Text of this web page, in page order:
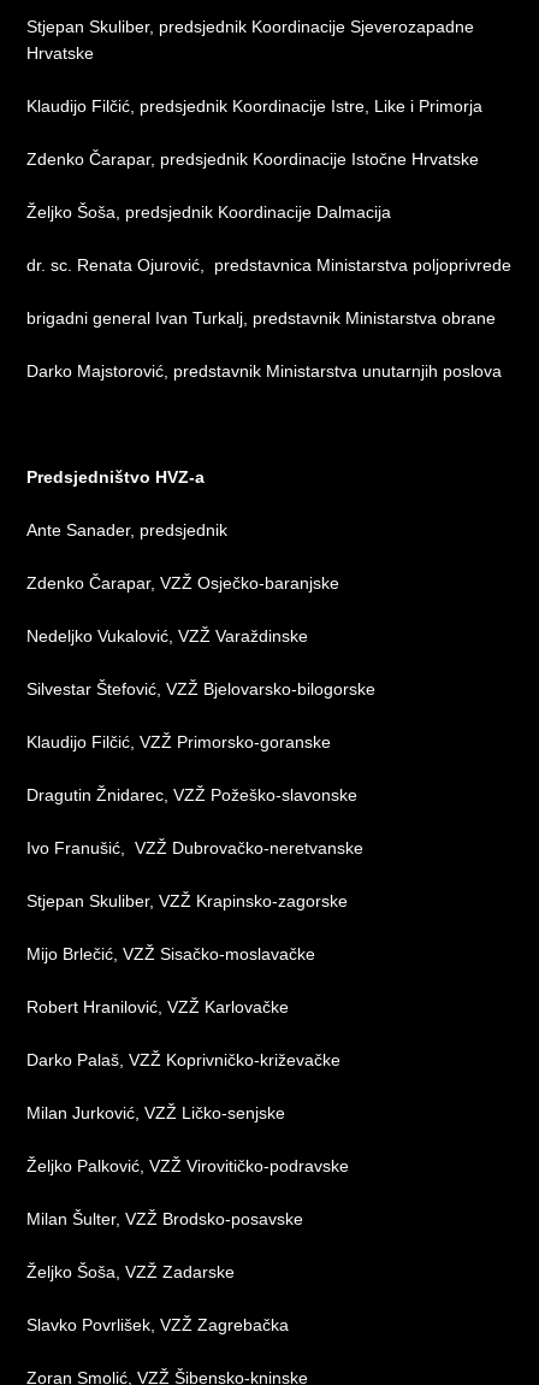
Stjepan Skuliber, predsjednik Koordinacije Sjeverozapadne
Hrvatske
Klaudijo Filčić, predsjednik Koordinacije Istre, Like i Primorja
Zdenko Čarapar, predsjednik Koordinacije Istočne Hrvatske
Željko Šoša, predsjednik Koordinacije Dalmacija
dr. sc. Renata Ojurović, predstavnica Ministarstva poljoprivrede
brigadni general Ivan Turkalj, predstavnik Ministarstva obrane
Darko Majstorović, predstavnik Ministarstva unutarnjih poslova
Predsjedništvo HVZ-a
Ante Sanader, predsjednik
Zdenko Čarapar, VZŽ Osječko-baranjske
Nedeljko Vukalović, VZŽ Varaždinske
Silvestar Štefović, VZŽ Bjelovarsko-bilogorske
Klaudijo Filčić, VZŽ Primorsko-goranske
Dragutin Žnidarec, VZŽ Požeško-slavonske
Ivo Franušić, VZŽ Dubrovačko-neretvanske
Stjepan Skuliber, VZŽ Krapinsko-zagorske
Mijo Brlečić, VZŽ Sisačko-moslavačke
Robert Hranilović, VZŽ Karlovačke
Darko Palaš, VZŽ Koprivničko-križevačke
Milan Jurković, VZŽ Ličko-senjske
Željko Palković, VZŽ Virovitičko-podravske
Milan Šulter, VZŽ Brodsko-posavske
Željko Šoša, VZŽ Zadarske
Slavko Povrlišek, VZŽ Zagrebačka
Zoran Smolić, VZŽ Šibensko-kninske